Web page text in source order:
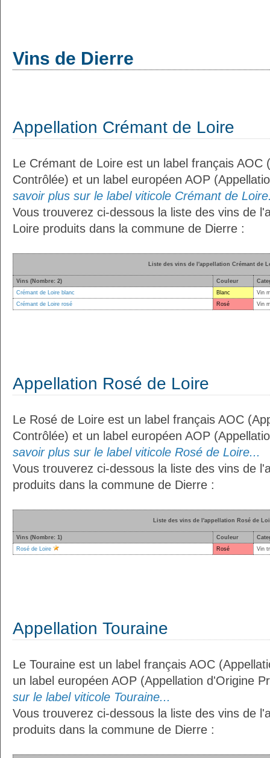
Vins de Dierre
Appellation Crémant de Loire
Le Crémant de Loire est un label français AOC
Contrôlée) et un label européen AOP
savoir plus sur le label viticole Crémant de
Vous trouverez ci-dessous la liste des vins de
Loire produits dans la commune de Dierre :
Liste des vins de l'appellation Crémant de
Vins (Nombre: 2) Couleur
Crémant de Loire blanc
Blanc
Vin
Crémant de Loire rosé
Rosé Vin
Appellation Rosé de Loire
Le Rosé de Loire est un label français AOC
Contrôlée) et un label européen AOP
savoir plus sur le label viticole Rosé de Loire...
Vous trouverez ci-dessous la liste des vins de
produits dans la commune de Dierre :
Liste des vins de l'appellation Rosé de
Vins (Nombre: 1) Couleur
Rosé de Loire
Rosé Vin
Appellation Touraine
Le Touraine est un label français AOC
un label européen AOP (Appellation d'Origine
sur le label viticole Touraine...
Vous trouverez ci-dessous la liste des vins de
produits dans la commune de Dierre :